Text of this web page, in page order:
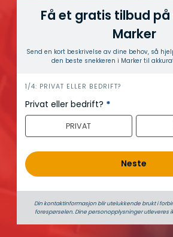
Få et gratis tilbud på
Marker
Send en kort beskrivelse av dine behov, så
den beste snekkeren i Marker til
h
e
r
1/4: PRIVAT ELLER BEDRIFT?
Privat eller bedrift? *
PRIVAT
Neste
Din kontaktinformasjon blir utelukkende brukt i
forespørselen. Dine person­­opplysninger utleveres